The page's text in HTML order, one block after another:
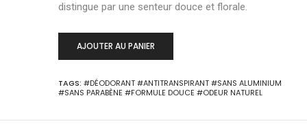
distingue par une senteur douce et florale.
AJOUTER AU PANIER
TAGS: #DÉODORANT#ANTITRANSPIRANT#SANS ALUMINIUM
#SANS PARABÈNE #FORMULE DOUCE #ODEUR NATUREL